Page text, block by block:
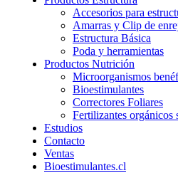
Accesorios para
Amarras y Clip de
Estructura Básica
Poda y herramientas
Productos Nutrición
Microorganismos
Bioestimulantes
Correctores Foliares
Fertilizantes
Estudios
Contacto
Ventas
Bioestimulantes.cl